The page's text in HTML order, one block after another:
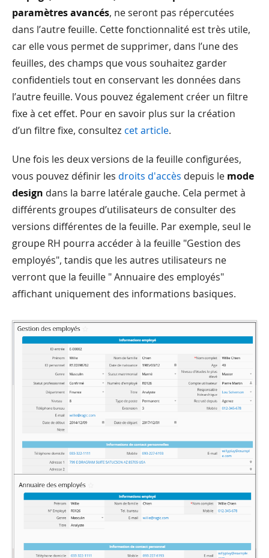
paramètres avancés, ne seront pas répercutées
dans l’autre feuille. Cette fonctionnalité est très utile,
car elle vous permet de supprimer, dans l’une des
feuilles, des champs que vous souhaitez garder
confidentiels tout en conservant les données dans
l’autre feuille. Vous pouvez également créer un filtre
fixe à cet effet. Pour en savoir plus sur la création
d’un filtre fixe, consultez cet article.
Une fois les deux versions de la feuille configurées,
vous pouvez définir les droits d'accès depuis le mode
design dans la barre latérale gauche. Cela permet à
différents groupes d’utilisateurs de consulter des
versions différentes de la feuille. Par exemple, seul le
groupe RH pourra accéder à la feuille "Gestion des
employés", tandis que les autres utilisateurs ne
verront que la feuille " Annuaire des employés"
affichant uniquement des informations basiques.